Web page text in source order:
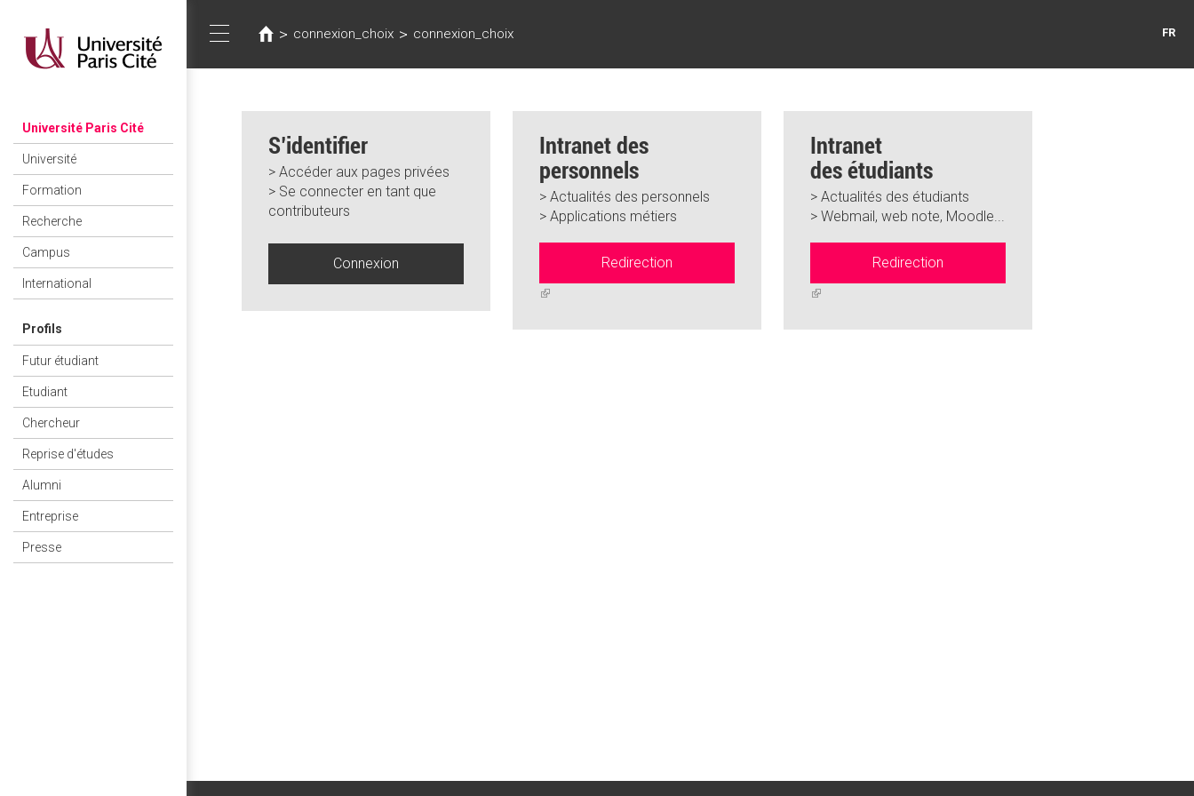
contenu
principal
Université Paris Cité
Université
Formation
Recherche
Campus
International
Profils
Futur étudiant
Etudiant
Chercheur
Reprise d'études
Alumni
Entreprise
Presse
Toggle
navigation
êtes
ici
> connexion_choix > connexion_choix FR
S’identifier
> Accéder aux pages privées
> Se connecter en tant que
contributeurs
Connexion
Intranet des
personnels
> Actualités des personnels
> Applications métiers
Redirection
(link
external)
Intranet
des étudiants
> Actualités des étudiants
> Webmail, web note, Moodle...
Redirection
(link
external)